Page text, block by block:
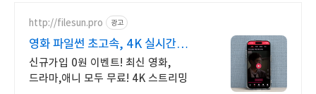
http://filesun.pro 광고
영화 파일썬 초고속, 4K 실시간
보기!
신규가입 0원 이벤트! 최신 영화,
드라마,애니 모두 무료! 4K 스트리밍